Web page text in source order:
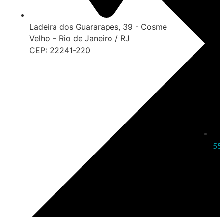
Ladeira dos Guararapes, 39 - Cosme
Velho – Rio de Janeiro / RJ
CEP: 22241-220